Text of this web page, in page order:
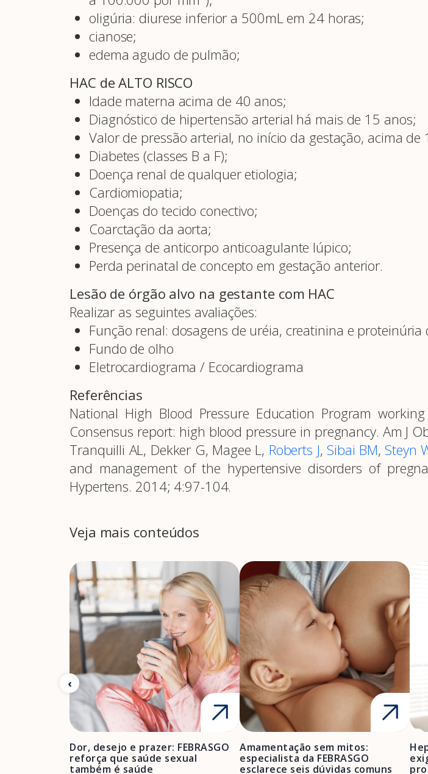
oligúria: diurese inferior a 500mL em 24 horas;
cianose;
edema agudo de pulmão;
HAC de ALTO RISCO
Idade materna acima de 40 anos;
Diagnóstico de hipertensão arterial há mais de 15 anos;
Valor de pressão arterial, no início da gestação, acima
Diabetes (classes B a F);
Doença renal de qualquer etiologia;
Cardiomiopatia;
Doenças do tecido conectivo;
Coarctação da aorta;
Presença de anticorpo anticoagulante lúpico;
Perda perinatal de concepto em gestação anterior.
Lesão de órgão alvo na gestante com HAC
Realizar as seguintes avaliações:
Função renal: dosagens de uréia, creatinina e proteinúria
Fundo de olho
Eletrocardiograma / Ecocardiograma
Referências
National High Blood Pressure Education Program
Consensus report: high blood pressure in pregnancy. Am J
Tranquilli AL, Dekker G, Magee L, Roberts J, Sibai BM,Steyn
and management of the hypertensive disorders of
Hypertens. 2014; 4:97-104.
Veja mais conteúdos
Dor, desejo e prazer: FEBRASGO
reforça que saúde sexual
também é saúde
Amamentação sem mitos:
especialista da FEBRASGO
esclarece seis dúvidas comuns